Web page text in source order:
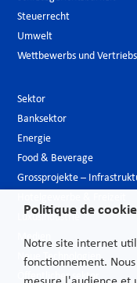
Steuerrecht
Umwelt
Wettbewerbs und
Sektor
Banksektor
Energie
Food & Beverage
Grossprojekte –
Luxusindustrie
Medien
Neue Technologien
Öffentlicher sektor
Politique de
Notre site internet
fonctionnement.